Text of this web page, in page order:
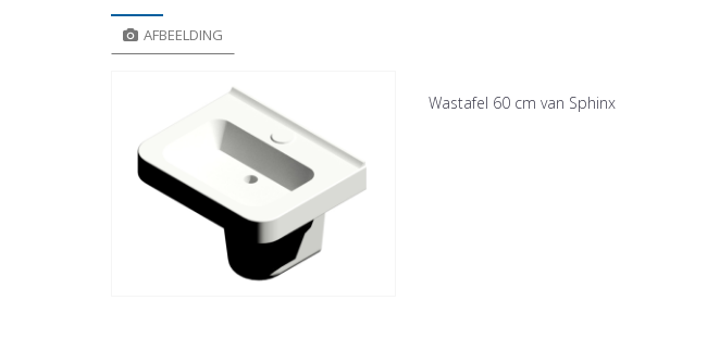
AFBEELDING
Wastafel 60 cm van Sphinx